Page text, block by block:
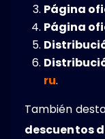
Página
Página
ru.
También
descuentos